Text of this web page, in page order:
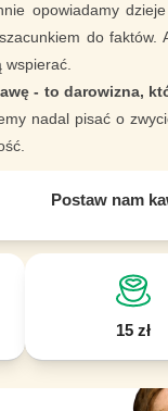
opowiadamy
do faktów.
wspierać.
- to darowizna,
nadal pisać o
Postaw nam
15 zł